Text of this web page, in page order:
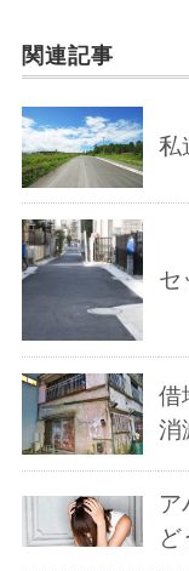
関連記事
私
セ
借
消
ア
ど